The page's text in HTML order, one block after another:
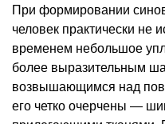
При формировании
человек практически не
временем небольшое
более выразительным
возвышающимся над
его четко очерчены —